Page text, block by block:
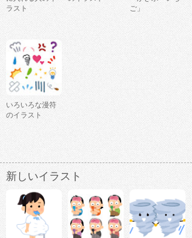
ラスト
ご」
いろいろな漫符
のイラスト
新しいイラスト